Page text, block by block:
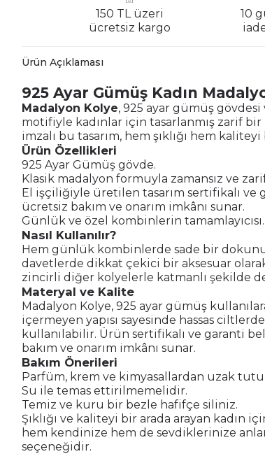
150 TL üzeri
ücretsiz kargo
10
Ürün Açıklaması
925 Ayar Gümüş Kadın
Madalyon Kolye, 925 ayar gümüş gövdesi
motifiyle kadınlar için tasarlanmış zarif
imzalı bu tasarım, hem şıklığı hem
Ürün Özellikleri
925 Ayar Gümüş gövde.
Klasik madalyon formuyla zamansız ve
El işçiliğiyle üretilen tasarım sertifikalı ve
ücretsiz bakım ve onarım imkânı sunar.
Günlük ve özel kombinlerin tamamlayıcısı.
Nasıl Kullanılır?
Hem günlük kombinlerde sade bir
davetlerde dikkat çekici bir aksesuar
zincirli diğer kolyelerle katmanlı şekilde
Materyal ve Kalite
Madalyon Kolye, 925 ayar gümüş
içermeyen yapısı sayesinde hassas
kullanılabilir. Ürün sertifikalı ve garanti
bakım ve onarım imkânı sunar.
Bakım Önerileri
Parfüm, krem ve kimyasallardan uzak
Su ile temas ettirilmemelidir.
Temiz ve kuru bir bezle hafifçe siliniz.
Şıklığı ve kaliteyi bir arada arayan kadın
hem kendinize hem de sevdiklerinize
seçeneğidir.